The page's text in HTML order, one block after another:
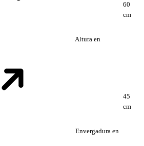
Altura en
60
cm
Envergadura en
45
cm